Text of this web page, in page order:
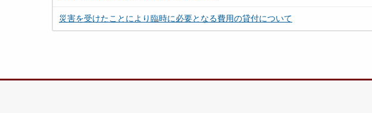
災害を受けたことにより臨時に必要となる費用の貸付について